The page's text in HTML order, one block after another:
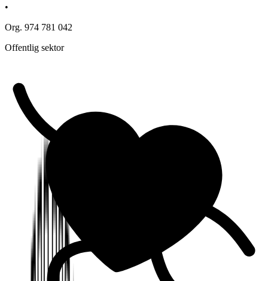
•
Org. 974 781 042
Offentlig sektor